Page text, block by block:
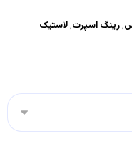
,رینگ اسپرت,لاستیک